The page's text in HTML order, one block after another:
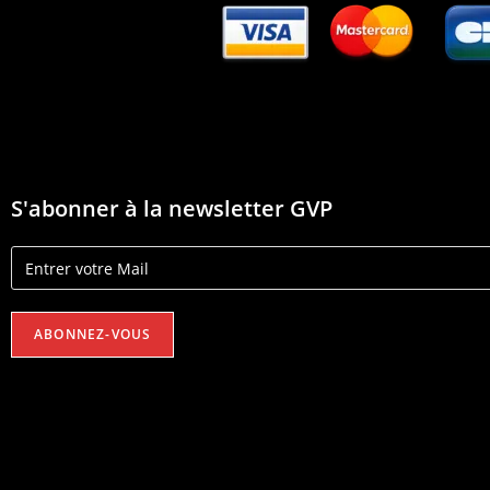
S'abonner à la newsletter GVP